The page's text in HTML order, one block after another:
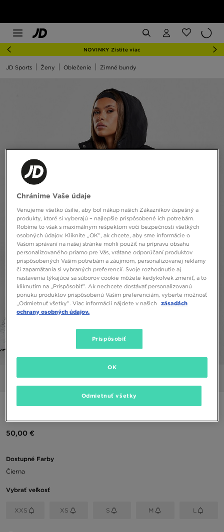
NOVINKY Zistite viac
JD Sports Ženy Oblečenie Zimné bundy
Obrázky Video
SUPPLY & DEMAND BUNDA PARKER PAD JKT
50,00 €
Dostupné Farby
Čierna
Vybrať veľkosť
XXS XS S M L
Chránime Vaše údaje
Venujeme všetko úsilie, aby bol nákup našich Zákazníkov úspešný a
produkty, ktoré si vyberajú – najlepšie prispôsobené ich potrebám.
Robíme to však s maximálnym rešpektom voči bezpečnosti všetkých
osobných údajov. Kliknite „OK”, ak chcete, aby sme informácie o
Vašom správaní na našej stránke mohli použiť na prípravu obsahu
personalizovaného priamo pre Vás, vrátane odporúčaní produktov
prispôsobených Vašim potrebám a záujmom, personalizovanej reklamy
či zapamätania si vybraných preferencií. Svoje rozhodnutie aj
nastavenia týkajúce sa súborov cookie môžete kedykoľvek zmeniť, a to
kliknutím na „Prispôsobiť”. Ak nechcete dostávať personalizovanú
ponuku produktov prispôsobenú Vašim preferenciám, vyberte možnosť
„Odmietnuť všetky”. Viac informácií nájdete v našich
zásadách
ochrany osobných údajov.
Prispôsobiť
Odmietnuť všetky
OK